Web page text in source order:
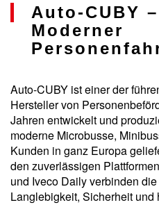
Auto-CUBY
Moderner
Auto-CUBY ist einer der
Hersteller von
Jahren entwickelt und
moderne Microbusse,
Kunden in ganz Europa
den zuverlässigen
und Iveco Daily verbinden
Langlebigkeit, Sicherheit und